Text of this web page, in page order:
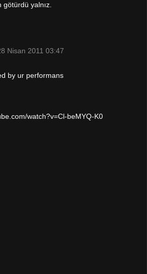
götürdü yalnız.
Nisan 2011 03:47
by ur performans
watch?v=Cl-beMYQ-K0